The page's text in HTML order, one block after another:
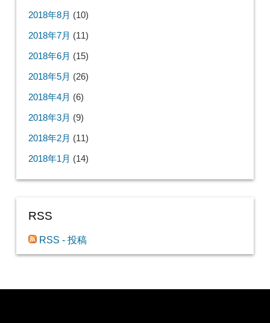
2018年8月 (10)
2018年7月 (11)
2018年6月 (15)
2018年5月 (26)
2018年4月 (6)
2018年3月 (9)
2018年2月 (11)
2018年1月 (14)
RSS
RSS - 投稿